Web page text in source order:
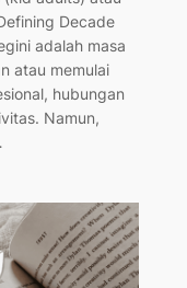
Decade
adalah masa
atau memulai
hubungan
Namun,